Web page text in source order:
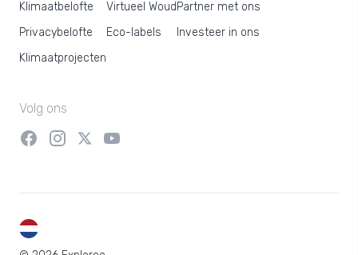
Klimaatbelofte
Privacybelofte
Klimaatprojecten
Virtueel Woud
Eco-labels
Partner met ons
Investeer in ons
Volg ons